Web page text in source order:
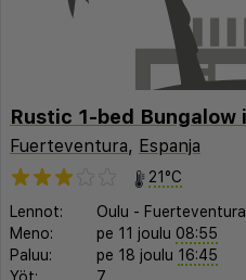
Fuerteventura, Espanja
21°C
Lennot:
Oulu - Fuerteventura
Meno:
pe 11 joulu 08:55
Paluu:
pe 18 joulu 16:45